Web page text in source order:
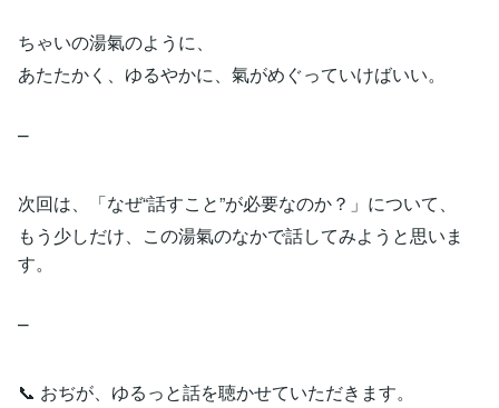
ちゃいの湯氣のように、
あたたかく、ゆるやかに、氣がめぐっていけばいい。
⎻
次回は、「なぜ“話すこと”が必要なのか？」について、
もう少しだけ、この湯氣のなかで話してみようと思いま
す。
⎻
📞 おぢが、ゆるっと話を聴かせていただきます。